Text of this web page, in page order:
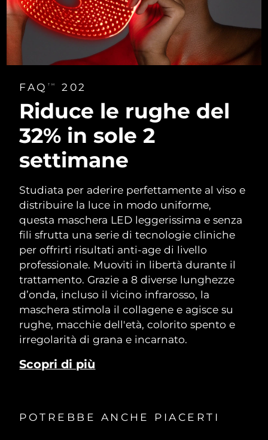
FAQ TM 202
Riduce le rughe del
32% in sole 2
settimane
Studiata per aderire perfettamente al viso e
distribuire la luce in modo uniforme,
questa maschera LED leggerissima e senza
fili sfrutta una serie di tecnologie cliniche
per offrirti risultati anti-age di livello
professionale. Muoviti in libertà durante il
trattamento. Grazie a 8 diverse lunghezze
d’onda, incluso il vicino infrarosso, la
maschera stimola il collagene e agisce su
rughe, macchie dell'età, colorito spento e
irregolarità di grana e incarnato.
Scopri di più
POTREBBE ANCHE PIACERTI